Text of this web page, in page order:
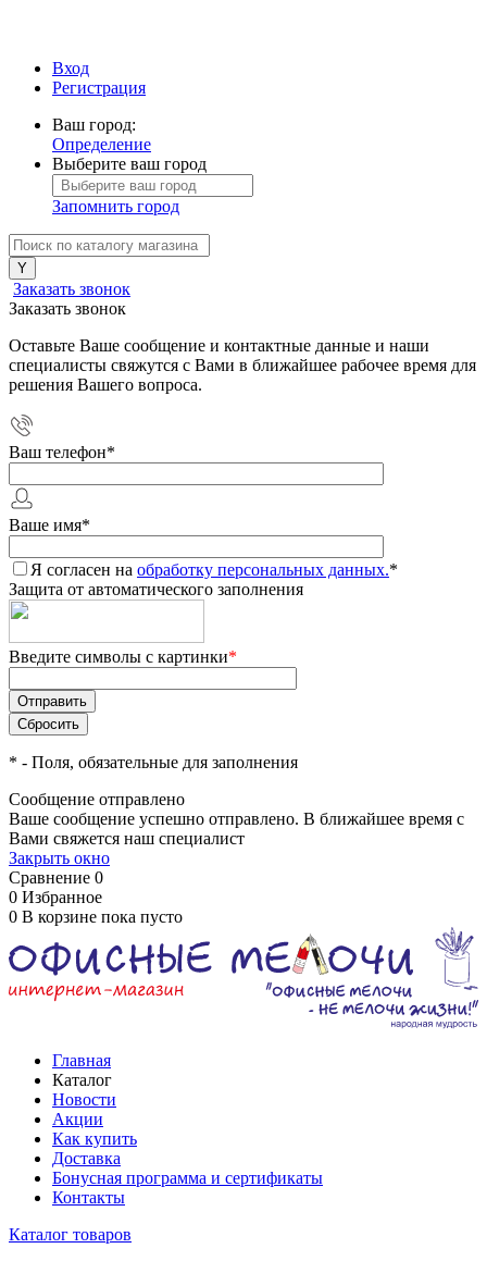
Вход
Регистрация
Ваш город:
Определение
Выберите ваш город
Запомнить город
Заказать звонок
Заказать звонок
Оставьте Ваше сообщение и контактные данные и наши
специалисты свяжутся с Вами в ближайшее рабочее время для
решения Вашего вопроса.
Ваш телефон*
Ваше имя*
Я согласен на обработку персональных данных.*
Защита от автоматического заполнения
Введите символы с картинки*
* - Поля, обязательные для заполнения
Сообщение отправлено
Ваше сообщение успешно отправлено. В ближайшее время с
Вами свяжется наш специалист
Закрыть окно
Сравнение 0
0 Избранное
0 В корзине пока пусто
Главная
Каталог
Новости
Акции
Как купить
Доставка
Бонусная программа и сертификаты
Контакты
Каталог товаров